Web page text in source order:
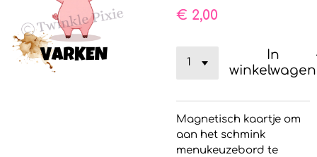
€ 2,00
In
winkelwagen
Magnetisch kaartje om
aan het schmink
menukeuzebord te